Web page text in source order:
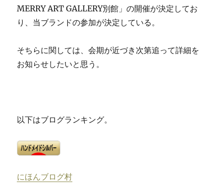
MERRY ART GALLERY別館」の開催が決定してお
り、当ブランドの参加が決定している。
そちらに関しては、会期が近づき次第追って詳細を
お知らせしたいと思う。
以下はブログランキング。
にほんブログ村